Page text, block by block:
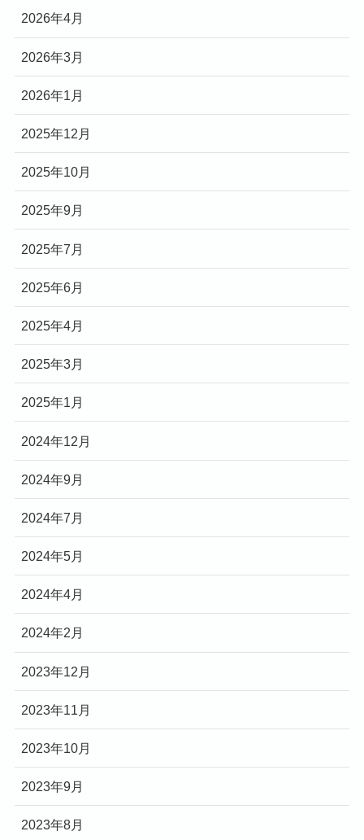
2026年4月
2026年3月
2026年1月
2025年12月
2025年10月
2025年9月
2025年7月
2025年6月
2025年4月
2025年3月
2025年1月
2024年12月
2024年9月
2024年7月
2024年5月
2024年4月
2024年2月
2023年12月
2023年11月
2023年10月
2023年9月
2023年8月